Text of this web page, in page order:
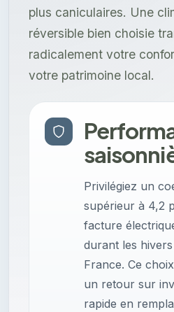
plus caniculaires. Une
réversible bien choisie
radicalement votre
votre patrimoine local.
Privilégiez un
supérieur à 4,2
facture
durant les
France. Ce
un retour sur
rapide en